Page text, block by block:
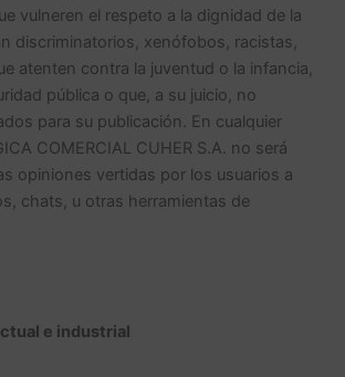
vulneren el respeto a la dignidad de la
discriminatorios, xenófobos, racistas,
atenten contra la juventud o la infancia,
pública o que, a su juicio, no
para su publicación. En cualquier
COMERCIAL CUHER S.A. no será
opiniones vertidas por los usuarios a
chats, u otras herramientas de
e industrial